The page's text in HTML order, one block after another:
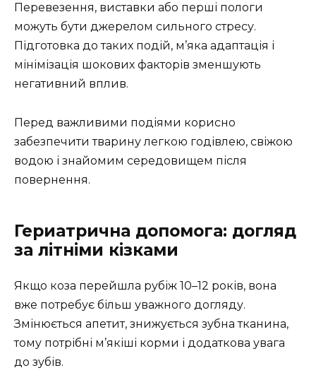
Перевезення, виставки або перші пологи
можуть бути джерелом сильного стресу.
Підготовка до таких подій, м’яка адаптація і
мінімізація шокових факторів зменшують
негативний вплив.
Перед важливими подіями корисно
забезпечити тварину легкою годівлею, свіжою
водою і знайомим середовищем після
повернення.
Гериатрична допомога: догляд
за літніми кізками
Якщо коза перейшла рубіж 10–12 років, вона
вже потребує більш уважного догляду.
Змінюється апетит, знижується зубна тканина,
тому потрібні м’якіші корми і додаткова увага
до зубів.